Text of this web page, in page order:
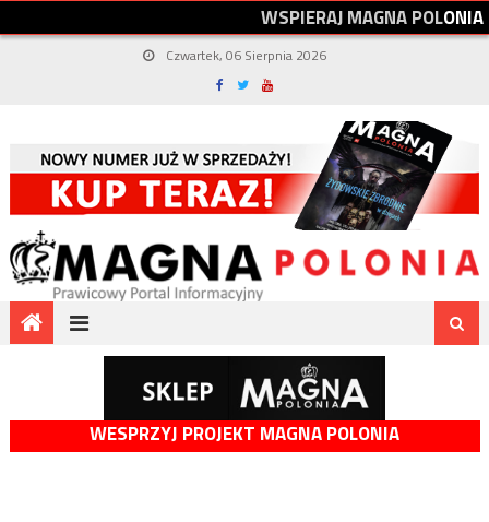
WSPIERAJMAGNAPOLONIA
Czwartek, 06 Sierpnia 2026
WESPRZYJ PROJEKT MAGNA POLONIA